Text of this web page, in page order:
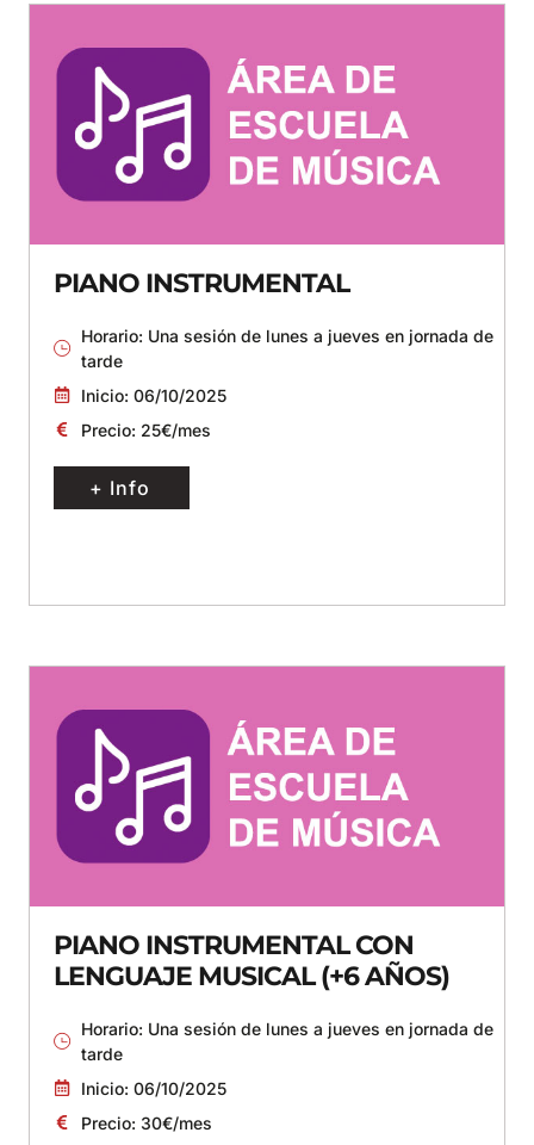
PIANO INSTRUMENTAL
Horario: Una sesión de lunes a jueves en jornada de
tarde
Inicio: 06/10/2025
Precio: 25€/mes
+ Info
PIANO INSTRUMENTAL CON
LENGUAJE MUSICAL (+6 AÑOS)
Horario: Una sesión de lunes a jueves en jornada de
tarde
Inicio: 06/10/2025
Precio: 30€/mes